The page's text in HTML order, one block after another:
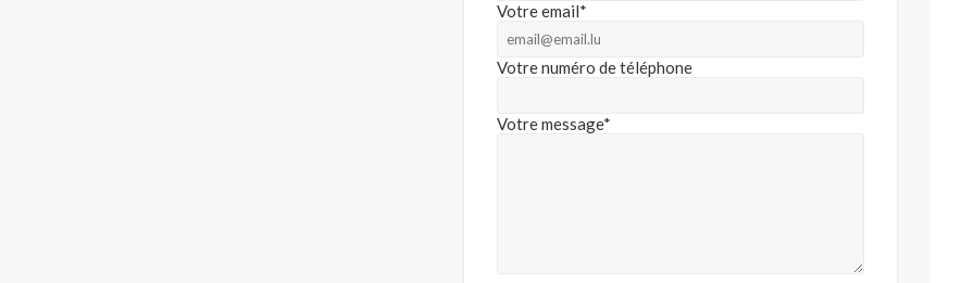
Votre email*
Votre numéro de téléphone
Votre message*